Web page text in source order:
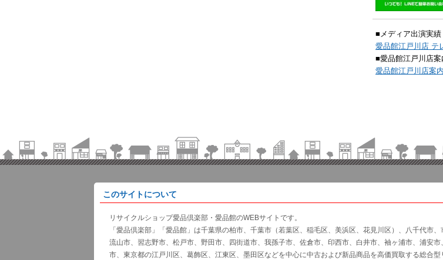
■メディア出演実績
愛品館江戸川店 テ
■愛品館江戸川店案
愛品館江戸川店案
このサイトについて
リサイクルショップ愛品倶楽部・愛品館のWEBサイトです。
「愛品倶楽部」「愛品館」は千葉県の柏市、千葉市（若葉区、稲毛区、美浜区、花見川区）、八千代市、
流山市、習志野市、松戸市、野田市、四街道市、我孫子市、佐倉市、印西市、白井市、袖ヶ浦市、浦安市
市、東京都の江戸川区、葛飾区、江東区、墨田区などを中心に中古および新品商品を高価買取する総合型